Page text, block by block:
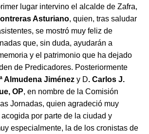
lugar intervino el alcalde de Zafra,
Asturiano, quien, tras saludar
se mostró muy feliz de
que, sin duda, ayudarán a
y el patrimonio que ha dejado
de Predicadores. Posteriormente
Almudena Jiménez y D. Carlos J.
OP, en nombre de la Comisión
Jornadas, quien agradeció muy
por parte de la ciudad y
especialmente, la de los cronistas de